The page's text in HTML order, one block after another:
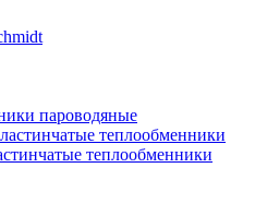
пароводяные
теплообменники
теплообменники